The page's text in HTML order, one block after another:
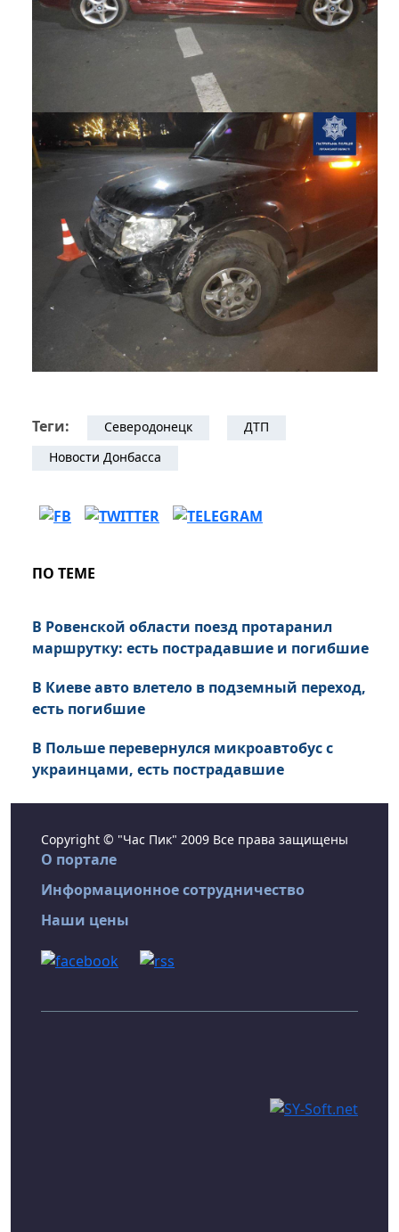
Теги: Северодонецк
ДТП
Новости Донбасса
ПО ТЕМЕ
В Ровенской области поезд протаранил
маршрутку: есть пострадавшие и погибшие
В Киеве авто влетело в подземный переход,
есть погибшие
В Польше перевернулся микроавтобус с
украинцами, есть пострадавшие
Copyright © "Час Пик" 2009 Все права защищены
О портале
Информационное сотрудничество
Наши цены